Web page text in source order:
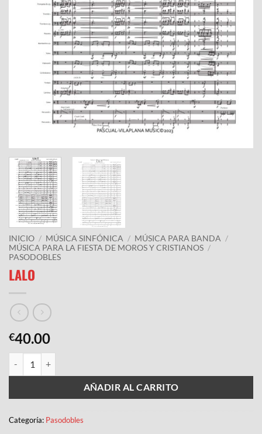
INICIO / MÚSICA SINFÓNICA / MÚSICA PARA BANDA /
MÚSICA PARA LA FIESTA DE MOROS Y CRISTIANOS /
PASODOBLES
LALO
€40.00
AÑADIR AL CARRITO
Categoría: Pasodobles